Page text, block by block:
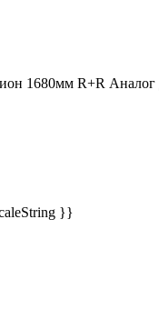
}}